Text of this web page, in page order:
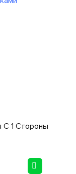
С 1 Стороны